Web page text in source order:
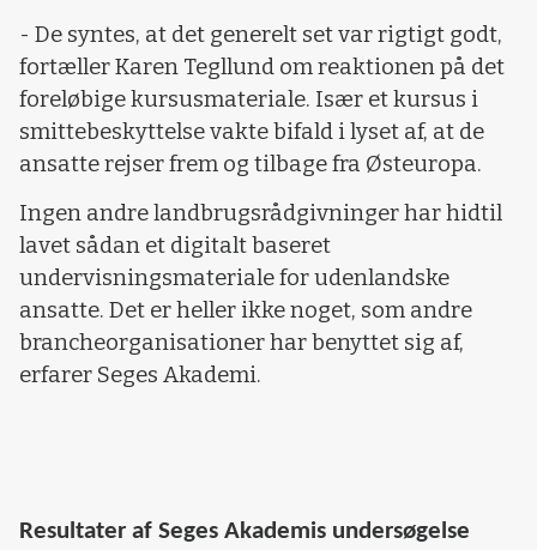
- De syntes, at det generelt set var rigtigt godt,
fortæller Karen Tegllund om reaktionen på det
foreløbige kursusmateriale. Især et kursus i
smittebeskyttelse vakte bifald i lyset af, at de
ansatte rejser frem og tilbage fra Østeuropa.
Ingen andre landbrugsrådgivninger har hidtil
lavet sådan et digitalt baseret
undervisningsmateriale for udenlandske
ansatte. Det er heller ikke noget, som andre
brancheorganisationer har benyttet sig af,
erfarer Seges Akademi.
Resultater af Seges Akademis undersøgelse